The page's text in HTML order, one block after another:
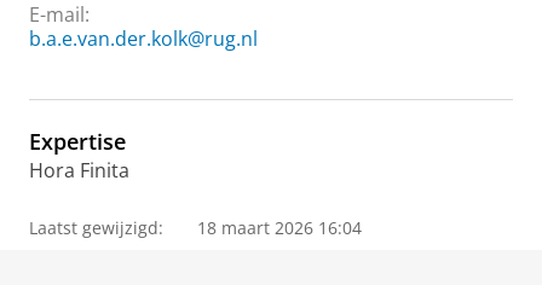
E-mail:
b.a.e.van.der.kolk@rug.nl
Expertise
Hora Finita
Laatst gewijzigd: 18 maart 2026 16:04